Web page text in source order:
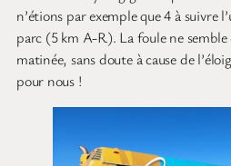
n’étions par exemple que 4 à suivre
parc (5 km A-R). La foule ne
matinée, sans doute à cause de
pour nous !